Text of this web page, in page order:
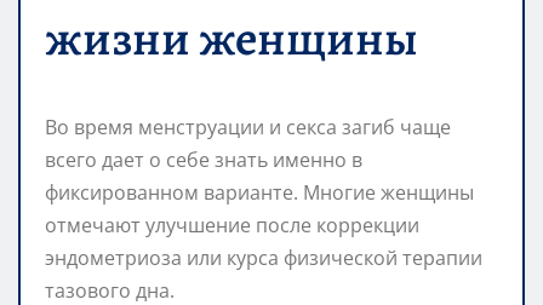
жизни женщины
Во время менструации и секса загиб чаще
всего дает о себе знать именно в
фиксированном варианте. Многие женщины
отмечают улучшение после коррекции
эндометриоза или курса физической терапии
тазового дна.